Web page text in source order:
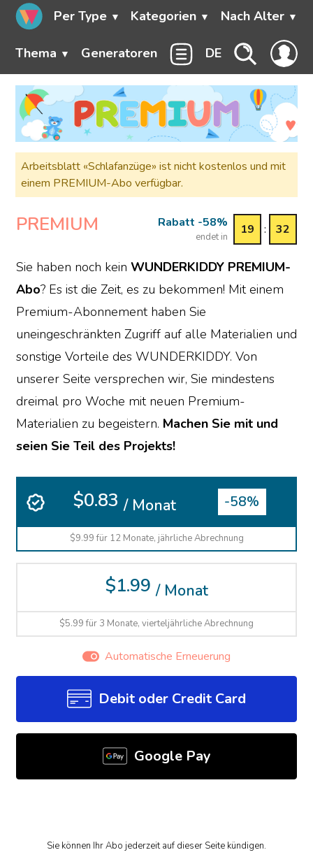
Per Type Kategorien Nach Alter
Thema Generatoren DE
Arbeitsblatt «Schlafanzüge» ist nicht kostenlos und mit
einem PREMIUM-Abo verfügbar.
PREMIUM Rabatt -58%
endet in
19 : 32
Sie haben noch kein WUNDERKIDDY PREMIUM-
Abo? Es ist die Zeit, es zu bekommen! Mit einem
Premium-Abonnement haben Sie
uneingeschränkten Zugriff auf alle Materialien und
sonstige Vorteile des WUNDERKIDDY. Von
unserer Seite versprechen wir, Sie mindestens
dreimal pro Woche mit neuen Premium-
Materialien zu begeistern. Machen Sie mit und
seien Sie Teil des Projekts!
$0.83 / Monat -58%
$9.99 für 12 Monate, jährliche Abrechnung
$1.99 / Monat
$5.99 für 3 Monate, vierteljährliche Abrechnung
Automatische Erneuerung
Debit oder Credit Card
Google Pay
Sie können Ihr Abo jederzeit auf dieser Seite kündigen.